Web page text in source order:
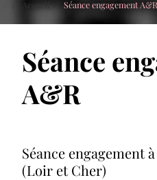
Accueil Séance engagement A&R
Séance
A&R
Séance engagement
(Loir et Cher)